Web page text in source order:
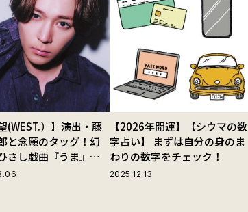
(WEST.）】演出・藤
と念願のタッグ！幻
さし戯曲『うま』で
快な悪人”の魅力と
【2026年開運】【シウマの数
字占い】 まずは自分の身のま
わりの数字をチェック！
2025.12.13